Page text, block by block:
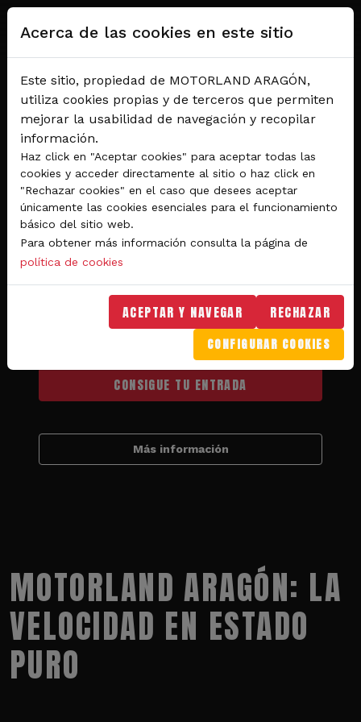
Pasar al contenido principal
Del 28 al 30 de agosto 2026
Circuito de velocidad
GRAN PREMIO
MICHELIN® DE ARAGÓN
DE MOTOGP™ 2026
CONSIGUE TU ENTRADA
Más información
MOTORLAND ARAGÓN: LA
VELOCIDAD EN ESTADO
PURO
Acerca de las cookies en este sitio
Este sitio, propiedad de MOTORLAND ARAGÓN,
utiliza cookies propias y de terceros que permiten
mejorar la usabilidad de navegación y recopilar
información.
Haz click en "Aceptar cookies" para aceptar todas las
cookies y acceder directamente al sitio o haz click en
"Rechazar cookies" en el caso que desees aceptar
únicamente las cookies esenciales para el funcionamiento
básico del sitio web.
Para obtener más información consulta la página de
política de cookies
ACEPTAR Y NAVEGAR RECHAZAR
CONFIGURAR COOKIES